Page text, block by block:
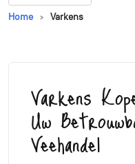
Home Varkens
Varkens
Uw
Veehandel